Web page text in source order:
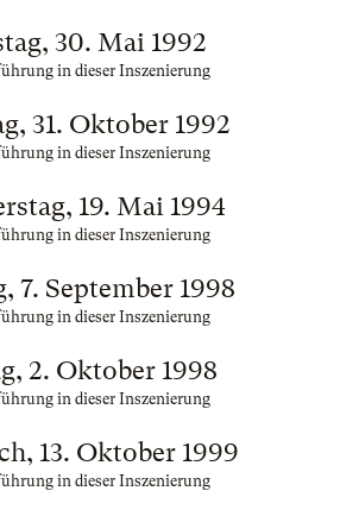
30. Mai 1992
in dieser Inszenierung
31. Oktober 1992
in dieser Inszenierung
19. Mai 1994
in dieser Inszenierung
7. September 1998
in dieser Inszenierung
2. Oktober 1998
in dieser Inszenierung
13. Oktober 1999
in dieser Inszenierung